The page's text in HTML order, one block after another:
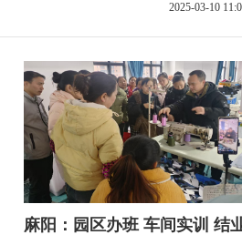
2025-03-10
麻阳：园区办班 车间实训 结